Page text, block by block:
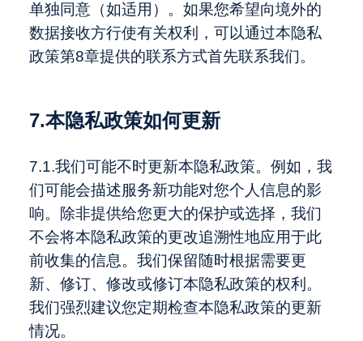
单独同意（如适用）。如果您希望向境外的
数据接收方行使有关权利，可以通过本隐私
政策第8章提供的联系方式首先联系我们。
7.本隐私政策如何更新
7.1.我们可能不时更新本隐私政策。例如，我
们可能会描述服务新功能对您个人信息的影
响。除非提供给您更大的保护或选择，我们
不会将本隐私政策的更改追溯性地应用于此
前收集的信息。我们保留随时根据需要更
新、修订、修改或修订本隐私政策的权利。
我们强烈建议您定期检查本隐私政策的更新
情况。